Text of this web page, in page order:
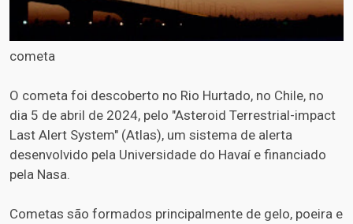
cometa
O cometa foi descoberto no Rio Hurtado, no Chile, no
dia 5 de abril de 2024, pelo "Asteroid Terrestrial-impact
Last Alert System" (Atlas), um sistema de alerta
desenvolvido pela Universidade do Havaí e financiado
pela Nasa.
Cometas são formados principalmente de gelo, poeira e